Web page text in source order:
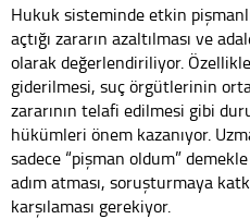
Hukuk sisteminde etkin
açtığı zararın azaltılması ve
olarak değerlendiriliyor.
giderilmesi, suç örgütlerinin
zararının telafi edilmesi gibi
hükümleri önem kazanıyor.
sadece “pişman oldum”
adım atması, soruşturmaya
karşılaması gerekiyor.